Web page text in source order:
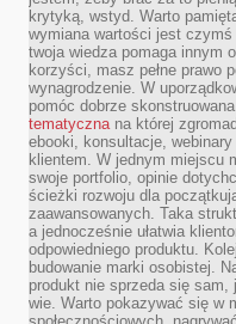
krytyką, wstyd. Warto
wymiana wartości jest
twoja wiedza pomaga innym
korzyści, masz pełne prawo
wynagrodzenie. W
pomóc dobrze skonstruowana
tematycznana której
ebooki, konsultacje,
klientem. W jednym miejscu
swoje portfolio, opinie
ścieżki rozwoju dla
zaawansowanych. Taka
a jednocześnie ułatwia
odpowiedniego produktu.
budowanie marki osobistej.
produkt nie sprzeda się
wie. Warto pokazywać się w